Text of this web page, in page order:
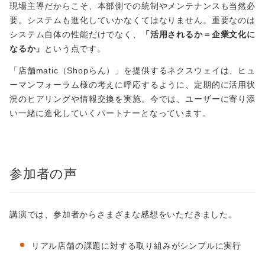
現場主導だからこそ、本部側での統制やメンテナンスも当然必
要。システムも進化していかなくてはなりません。重要なのは
システム自体の性能だけでなく、
「活用されるか＝企業文化に
なるか」
という点です。
「店舗matic（Shopらん）」を提供するネクスウェイは、ヒュ
ーマンフォーラム様の考えに呼応するように、定期的に活用状
況のヒアリングや情報交換を実施。今では、ユーザーに寄り添
い一緒に進化していくパートナーとなっています。
参加者の声
講演では、参加者からさまざまな感想をいただきました。
リアル店舗の課題に対する取り組みがシンプルに実行